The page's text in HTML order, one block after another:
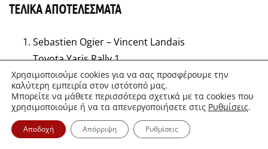
ΤΕΛΙΚΑ ΑΠΟΤΕΛΕΣΜΑΤΑ
Sebastien Ogier – Vincent Landais
Toyota Yaris Rally 1
Ott Tanak – Martin Jarveoja
Hyundai i20 Rally 1
Kalle Rovanpera – Jonne Halttunen
Toyota Yaris Rally 1
Elfyn Evans – Scott Martin Toyota
Χρησιμοποιούμε cookies για να σας προσφέρουμε την
καλύτερη εμπειρία στον ιστότοπό μας.
Μπορείτε να μάθετε περισσότερα σχετικά με τα cookies που
χρησιμοποιούμε ή να τα απενεργοποιήσετε στις Ρυθμίσεις.
Αποδοχή Απόρριψη Ρυθμίσεις